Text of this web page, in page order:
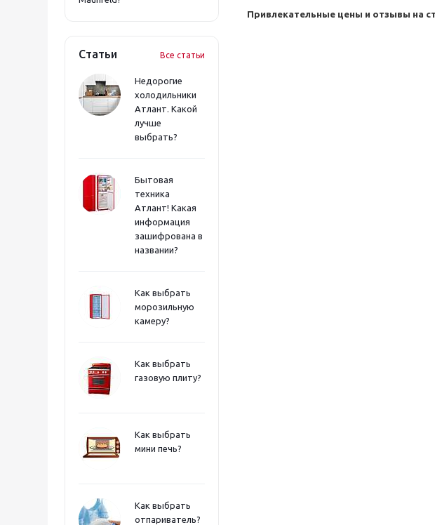
Статьи Все статьи
Недорогие
холодильники
Атлант. Какой
лучше
выбрать?
Бытовая
техника
Атлант! Какая
информация
зашифрована в
названии?
Как выбрать
морозильную
камеру?
Как выбрать
газовую плиту?
Как выбрать
мини печь?
Как выбрать
отпариватель?
Привлекательные цены и отзывы на